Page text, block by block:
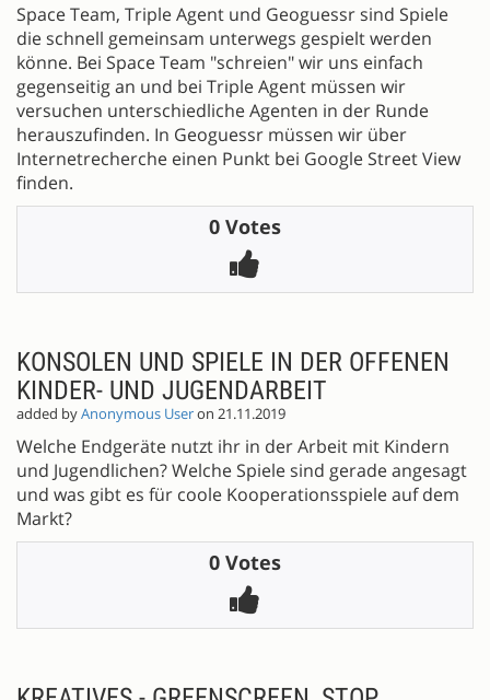
Space Team, Triple Agent und Geoguessr sind Spiele
die schnell gemeinsam unterwegs gespielt werden
könne. Bei Space Team "schreien" wir uns einfach
gegenseitig an und bei Triple Agent müssen wir
versuchen unterschiedliche Agenten in der Runde
herauszufinden. In Geoguessr müssen wir über
Internetrecherche einen Punkt bei Google Street View
finden.
0 Votes
KONSOLEN UND SPIELE IN DER OFFENEN
KINDER- UND JUGENDARBEIT
added byAnonymous Useron 21.11.2019
Welche Endgeräte nutzt ihr in der Arbeit mit Kindern
und Jugendlichen? Welche Spiele sind gerade angesagt
und was gibt es für coole Kooperationsspiele auf dem
Markt?
0 Votes